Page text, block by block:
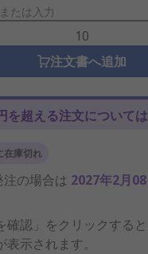
たは入力
注文書へ追加
を超える注文について
在庫切れ
注の場合は 2027年2月
確認」をクリックする
示されます。